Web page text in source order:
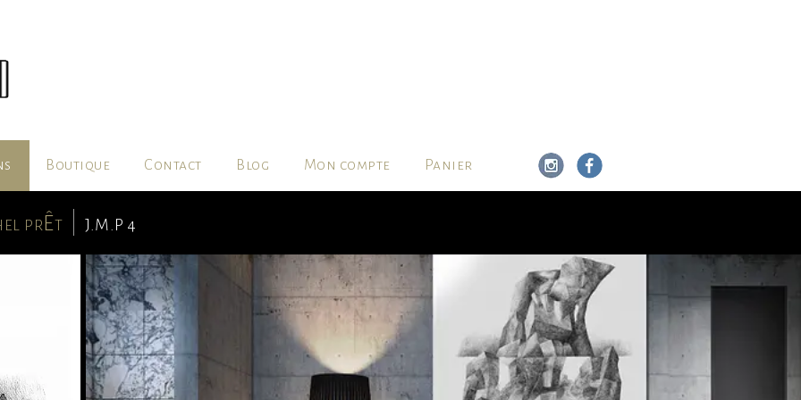
Boutique Contact Blog Mon compte Panier
prÊt J.M.P 4